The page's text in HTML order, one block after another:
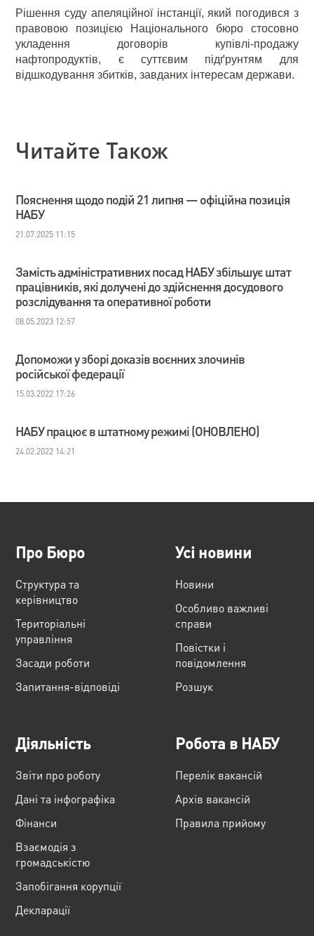
Рішення суду апеляційної інстанції, який погодився з
правовою позицією Національного бюро стосовно
укладення договорів купівлі-продажу
нафтопродуктів, є суттєвим підґрунтям для
відшкодування збитків, завданих інтересам держави.
Читайте Також
Пояснення щодо подій 21 липня — офіційна позиція
НАБУ
21.07.2025 11:15
Замість адміністративних посад НАБУ збільшує штат
працівників, які долучені до здійснення досудового
розслідування та оперативної роботи
08.05.2023 12:57
Допоможи у зборі доказів воєнних злочинів
російської федерації
15.03.2022 17:26
НАБУ працює в штатному режимі (ОНОВЛЕНО)
24.02.2022 14:21
Про Бюро
Структура та
керівництво
Територіальні
управління
Засади роботи
Запитання-відповіді
Усі новини
Новини
Особливо важливі
справи
Повістки і
повідомлення
Розшук
Діяльність
Звіти про роботу
Дані та інфографіка
Фінанси
Взаємодія з
громадськістю
Запобігання корупції
Декларації
Робота в НАБУ
Перелік вакансій
Архів вакансій
Правила прийому